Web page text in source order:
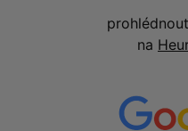
na